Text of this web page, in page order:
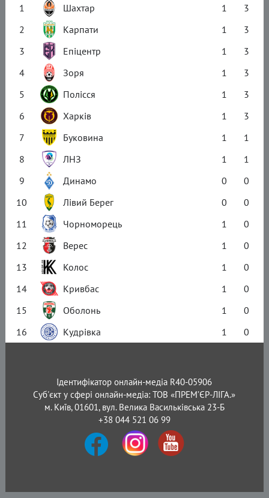
1
Шахтар 1
3
2
Карпати 1
3
3
Епіцентр 1
3
4
Зоря 1
3
5
Полісся 1
3
6
Харків 1
3
7
Буковина 1
1
8
ЛНЗ 1
1
9
Динамо 0
0
10
Лівий Берег 0
0
11
Чорноморець 1
0
12
Верес 1
0
13
Колос 1
0
14
Кривбас 1
0
15
Оболонь 1
0
16
Кудрівка 1 0
Ідентифікатор онлайн-медіа R40-05906
Суб'єкт у сфері онлайн-медіа: ТОВ «ПРЕМ’ЄР-ЛІГА.»
м. Київ, 01601, вул. Велика Васильківська 23-Б
+38 044 521 06 99